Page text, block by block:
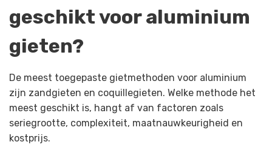
geschikt voor aluminium
gieten?
De meest toegepaste gietmethoden voor aluminium
zijn zandgieten en coquillegieten. Welke methode het
meest geschikt is, hangt af van factoren zoals
seriegrootte, complexiteit, maatnauwkeurigheid en
kostprijs.